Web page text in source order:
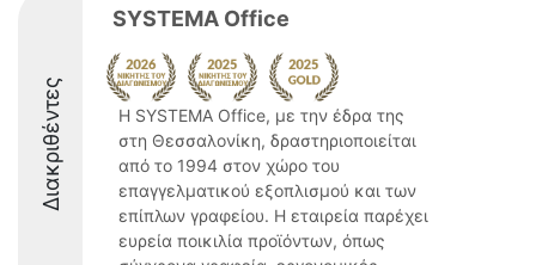
Διακριθέντες
SYSTEMA Office
Η SYSTEMA Office, με την έδρα της
στη Θεσσαλονίκη, δραστηριοποιείται
από το 1994 στον χώρο του
επαγγελματικού εξοπλισμού και των
επίπλων γραφείου. Η εταιρεία παρέχει
ευρεία ποικιλία προϊόντων, όπως